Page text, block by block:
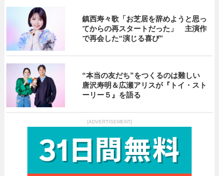
鎮西寿々歌「お芝居を辞めようと思っ
てからの再スタートだった」 主演作
で再会した“演じる喜び”
“本当の友だち”をつくるのは難しい
唐沢寿明＆広瀬アリスが『トイ・スト
ーリー５』を語る
[ADVERTISEMENT]